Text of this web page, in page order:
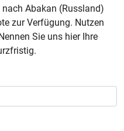
Abakan (Russland)
zur Verfügung. Nutzen
Sie uns hier Ihre